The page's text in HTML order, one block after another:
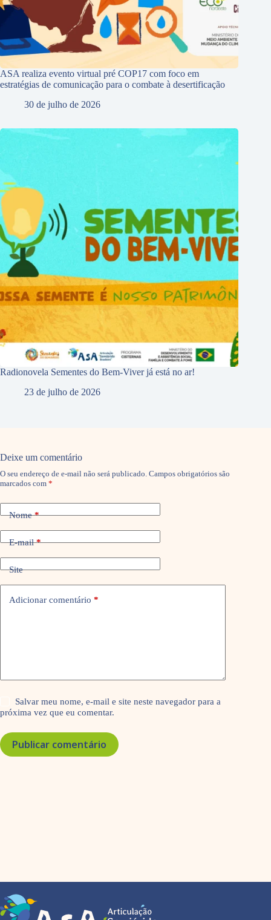
ASA realiza evento virtual pré COP17 com foco em
estratégias de comunicação para o combate à desertificação
30 de julho de 2026
Radionovela Sementes do Bem-Viver já está no ar!
23 de julho de 2026
Deixe um comentário
O seu endereço de e-mail não será publicado. Campos obrigatórios são
marcados com *
Nome*
E-mail*
Site
Adicionar comentário *
Salvar meu nome, e-mail e site neste navegador para a
próxima vez que eu comentar.
Publicar comentário